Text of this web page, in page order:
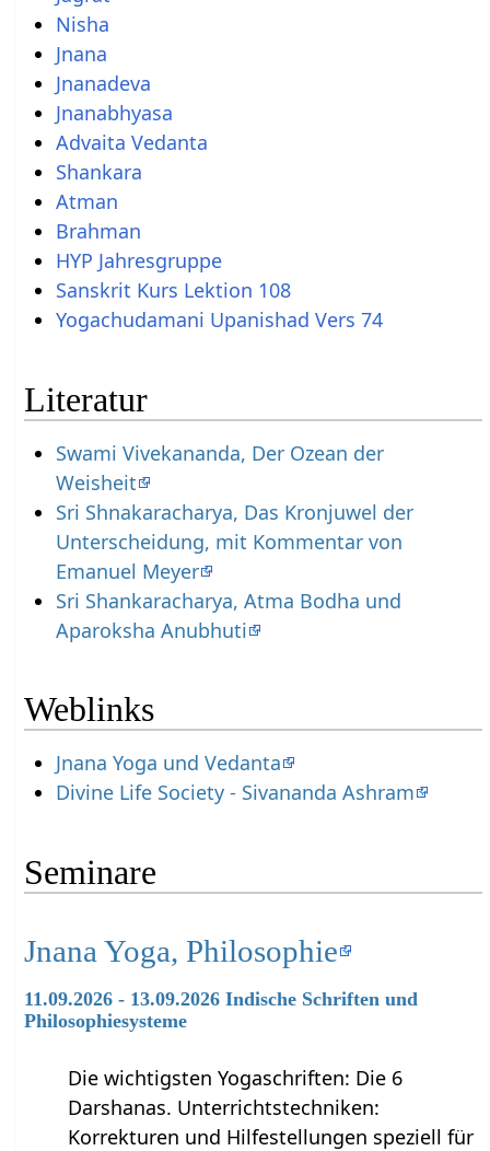
Nisha
Jnana
Jnanadeva
Jnanabhyasa
Advaita Vedanta
Shankara
Atman
Brahman
HYP Jahresgruppe
Sanskrit Kurs Lektion 108
Yogachudamani Upanishad Vers 74
Literatur
Swami Vivekananda, Der Ozean der
Weisheit
Sri Shnakaracharya, Das Kronjuwel der
Unterscheidung, mit Kommentar von
Emanuel Meyer
Sri Shankaracharya, Atma Bodha und
Aparoksha Anubhuti
Weblinks
Jnana Yoga und Vedanta
Divine Life Society - Sivananda Ashram
Seminare
Jnana Yoga, Philosophie
11.09.2026 - 13.09.2026 Indische Schriften und
Philosophiesysteme
Die wichtigsten Yogaschriften: Die 6
Darshanas. Unterrichtstechniken:
Korrekturen und Hilfestellungen speziell für